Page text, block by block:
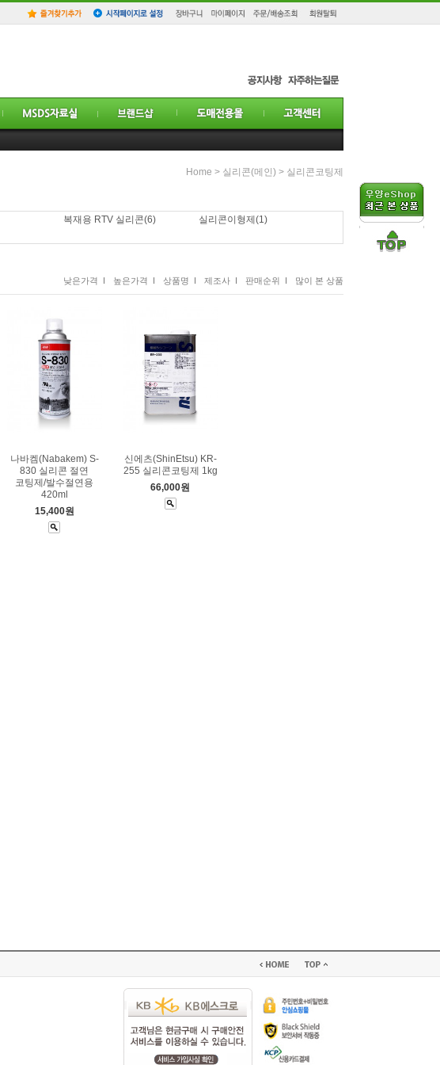
Home > 실리콘(메인) > 실리콘코팅제
복재용 RTV 실리콘(6) 실리콘이형제(1)
낮은가격 I 높은가격 I 상품명 I 제조사 I 판매순위 I 많이 본 상품
나바켐(Nabakem) S-
830 실리콘 절연
코팅제/발수절연용
420ml
15,400원
신에츠(ShinEtsu) KR-
255 실리콘코팅제 1kg
66,000원